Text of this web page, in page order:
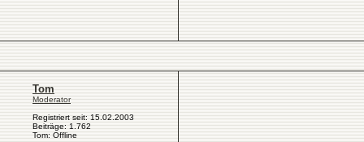
Tom
Moderator
Registriert seit: 15.02.2003
Beiträge: 1.762
Tom: Offline